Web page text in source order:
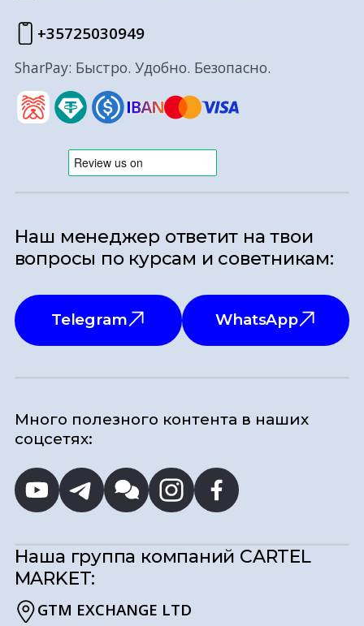
+35725030949
SharPay: Быстро. Удобно. Безопасно.
Наш менеджер ответит на твои
вопросы по курсам и советникам:
Telegram WhatsApp
Много полезного контента в наших
соцсетях:
Наша группа компаний CARTEL
MARKET:
GTM EXCHANGE LTD